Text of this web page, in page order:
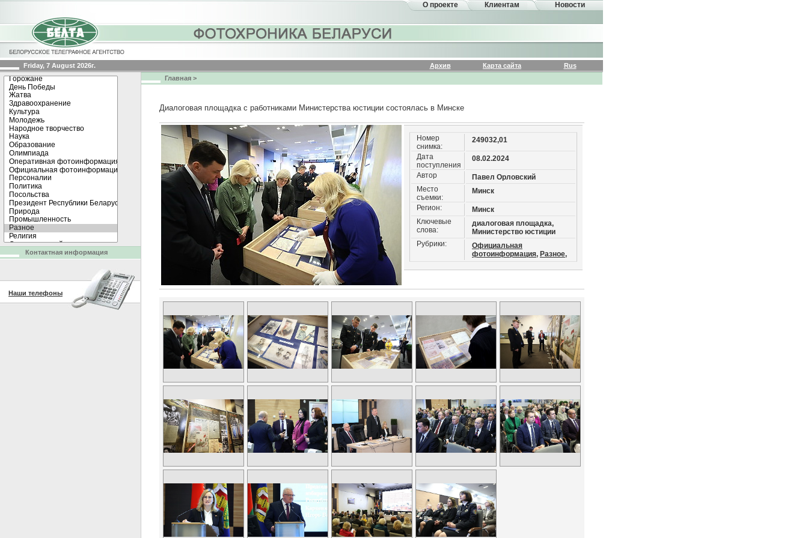
О проекте Клиентам Новости
Friday, 7 August 2026г. Архив Карта сайта
Rus
Главная >
Диалоговая площадка с работниками Министерства юстиции состоялась в Минске
Номер
снимка:
249032,01
Дата
поступления
08.02.2024
Автор
Павел Орловский
Место
съемки:
Минск
Регион:
Минск
Ключевые
слова:
диалоговая площадка,
Министерство юстиции
Рубрики:
Официальная
фотоинформация, Разное,
Контактная информация
Наши телефоны